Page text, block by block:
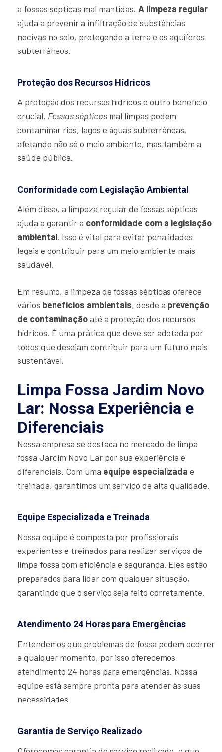
a fossas sépticas mal mantidas. A limpeza regular
ajuda a prevenir a infiltração de substâncias
nocivas no solo, protegendo a terra e os aquíferos
subterrâneos.
Proteção dos Recursos Hídricos
A proteção dos recursos hídricos é outro benefício
crucial. Fossas sépticas mal limpas podem
contaminar rios, lagos e águas subterrâneas,
afetando não só o meio ambiente, mas também a
saúde pública.
Conformidade com Legislação Ambiental
Além disso, a limpeza regular de fossas sépticas
ajuda a garantir a conformidade com a legislação
ambiental. Isso é vital para evitar penalidades
legais e contribuir para um meio ambiente mais
saudável.
Em resumo, a limpeza de fossas sépticas oferece
vários benefícios ambientais, desde a prevenção
de contaminaçãoaté a proteção dos recursos
hídricos. É uma prática que deve ser adotada por
todos que desejam contribuir para um futuro mais
sustentável.
Limpa Fossa Jardim Novo
Lar: Nossa Experiência e
Diferenciais
Nossa empresa se destaca no mercado de limpa
fossa Jardim Novo Lar por sua experiência e
diferenciais. Com uma equipe especializada e
treinada, garantimos um serviço de alta qualidade.
Equipe Especializada e Treinada
Nossa equipe é composta por profissionais
experientes e treinados para realizar serviços de
limpa fossa com eficiência e segurança. Eles estão
preparados para lidar com qualquer situação,
garantindo que o serviço seja feito corretamente.
Atendimento 24 Horas para Emergências
Entendemos que problemas de fossa podem ocorrer
a qualquer momento, por isso oferecemos
atendimento 24 horas para emergências. Nossa
equipe está sempre pronta para atender às suas
necessidades.
Garantia de Serviço Realizado